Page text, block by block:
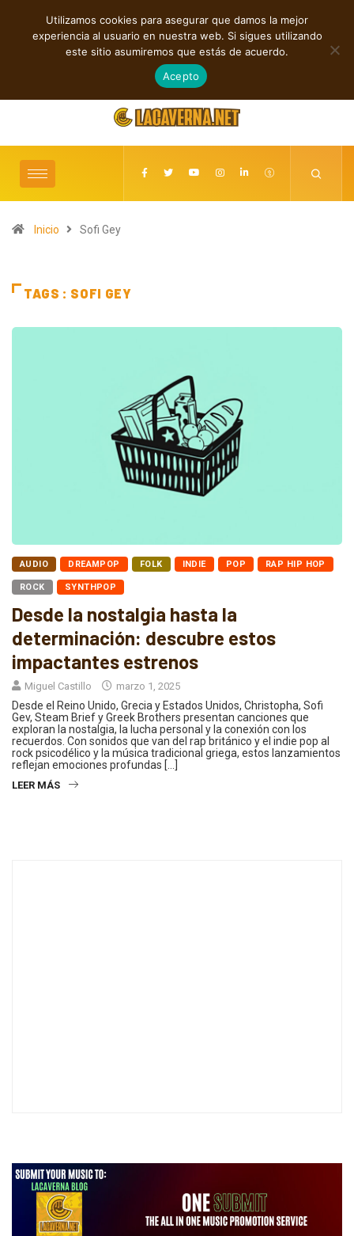
TENDENCIAS
Indie rock, folk y electrónica: estrenos independientes destacados
agosto 6, 2026
Inicio Sofi Gey
TAGS : SOFI GEY
AUDIO DREAMPOP FOLK INDIE POP RAP HIP HOP
ROCK SYNTHPOP
Desde la nostalgia hasta la
determinación: descubre estos
impactantes estrenos
Miguel Castillo marzo 1, 2025
Desde el Reino Unido, Grecia y Estados Unidos, Christopha, Sofi
Gev, Steam Brief y Greek Brothers presentan canciones que
exploran la nostalgia, la lucha personal y la conexión con los
recuerdos. Con sonidos que van del rap británico y el indie pop al
rock psicodélico y la música tradicional griega, estos lanzamientos
reflejan emociones profundas […]
LEER MÁS
Utilizamos cookies para asegurar que damos la mejor
experiencia al usuario en nuestra web. Si sigues utilizando
este sitio asumiremos que estás de acuerdo.
Acepto